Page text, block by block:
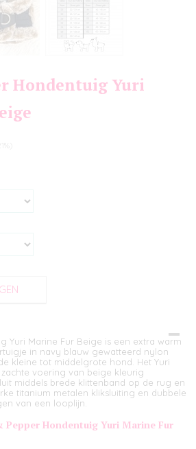
Hondentuig Yuri
Yuri Marine Fur Beige is een extra warm
in navy blauw gewatteerd nylon
kleine tot middelgrote hond. Het Yuri
voering van beige kleurig
middels brede klittenband op de rug en
titanium metalen kliksluiting en dubbele
van een looplijn.
Hondentuig Yuri Marine Fur